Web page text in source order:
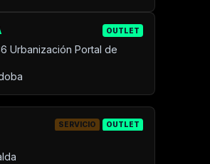
OUTLET
Urbanización Portal de
SERVICIO OUTLET